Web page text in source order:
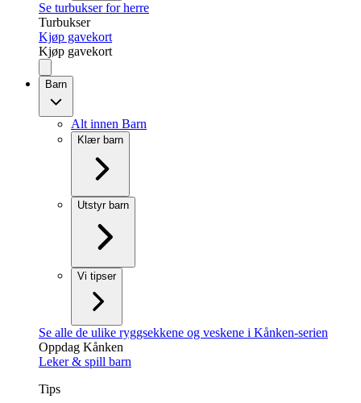
Se turbukser for herre
Turbukser
Kjøp gavekort
Kjøp gavekort
Barn
Alt innen Barn
Klær barn
Utstyr barn
Vi tipser
Se alle de ulike ryggsekkene og veskene i Kånken-serien
Oppdag Kånken
Leker & spill barn
Tips